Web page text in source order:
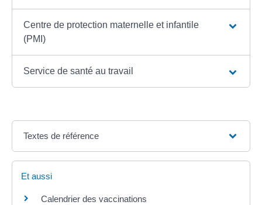
Centre de protection maternelle et infantile
(PMI)
Service de santé au travail
Textes de référence
Et aussi
Calendrier des vaccinations